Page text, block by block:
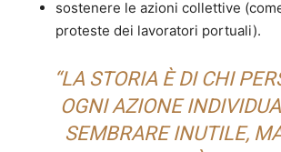
sostenere le azioni collettive
proteste dei lavoratori portuali).
“LA STORIA È DI CHI
OGNI AZIONE
SEMBRARE INUTILE,